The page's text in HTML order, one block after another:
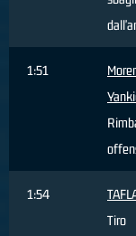
1:51
1:54
Tiro